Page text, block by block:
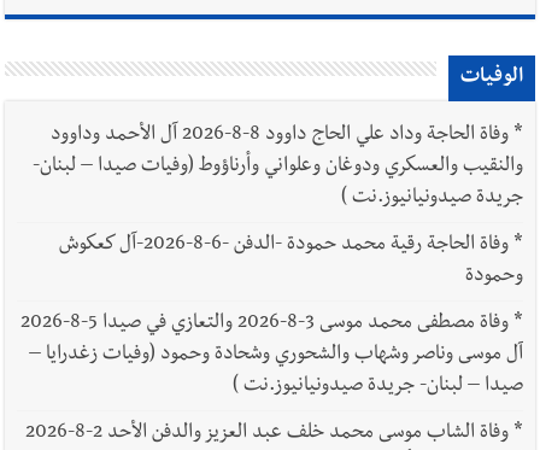
الوفيات
*
وفاة الحاجة وداد علي الحاج داوود 8-8-2026 آل الأحمد وداوود
والنقيب والعسكري ودوغان وعلواني وأرناؤوط (وفيات صيدا – لبنان-
جريدة صيدونيانيوز.نت )
*
وفاة الحاجة رقية محمد حمودة -الدفن -6-8-2026-آل كعكوش
وحمودة
*
وفاة مصطفى محمد موسى 3-8-2026 والتعازي في صيدا 5-8-2026
آل موسى وناصر وشهاب والشحوري وشحادة وحمود (وفيات زغدرايا –
صيدا – لبنان- جريدة صيدونيانيوز.نت )
*
وفاة الشاب موسى محمد خلف عبد العزيز والدفن الأحد 2-8-2026